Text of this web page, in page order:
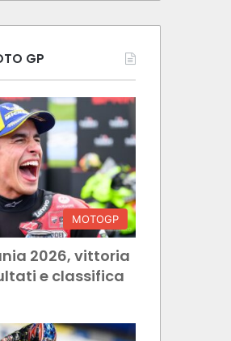
GP
MOTOGP
2026, vittoria
e classifica